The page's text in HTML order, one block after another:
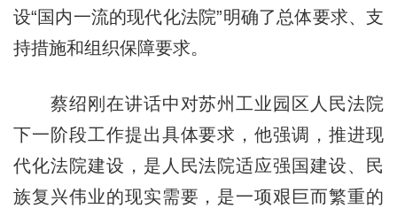
设“国内一流的现代化法院”明确了总体要求、支
持措施和组织保障要求。
蔡绍刚在讲话中对苏州工业园区人民法院
下一阶段工作提出具体要求，他强调，推进现
代化法院建设，是人民法院适应强国建设、民
族复兴伟业的现实需要，是一项艰巨而繁重的